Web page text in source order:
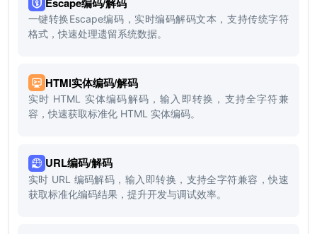
一键转换Escape编码，实时编码解码文本，支持传统字符
格式，快速处理遗留系统数据。
HTMl实体编码/解码
实时 HTML 实体编码解码，输入即转换，支持全字符兼
容，快速获取标准化 HTML 实体编码。
URL编码/解码
实时 URL 编码解码，输入即转换，支持全字符兼容，快速
获取标准化编码结果，提升开发与调试效率。